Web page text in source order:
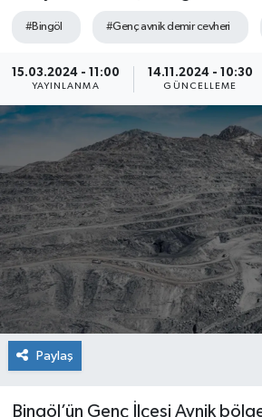
#Bingöl #Genç avnik demir cevheri
15.03.2024 - 11:00
YAYINLANMA
14.11.2024 - 10:30
GÜNCELLEME
Paylaş
Bingöl’ün Genç İlçesi Avnik
KARLIOVA
KİĞI
MERKEZ
RESMİ İLANLAR
SAĞLIK
SİYASET
Haber Arşivi